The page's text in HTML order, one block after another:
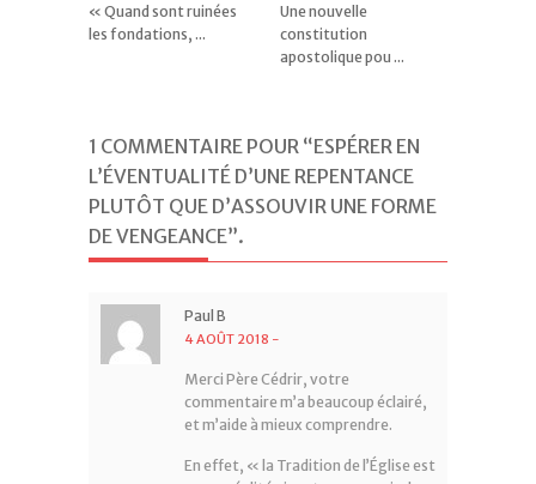
« Quand sont ruinées
les fondations, ...
Une nouvelle
constitution
apostolique pou ...
1 COMMENTAIRE POUR “ESPÉRER EN
L’ÉVENTUALITÉ D’UNE REPENTANCE
PLUTÔT QUE D’ASSOUVIR UNE FORME
DE VENGEANCE”.
Paul B
4 AOÛT 2018 -
Merci Père Cédrir, votre
commentaire m’a beaucoup éclairé,
et m’aide à mieux comprendre.
En effet, « la Tradition de l’Église est